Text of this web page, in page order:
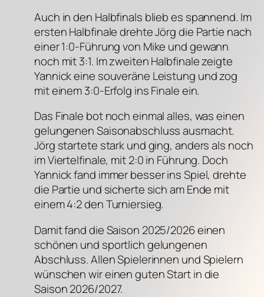
Auch in den Halbfinals blieb es spannend. Im
ersten Halbfinale drehte Jörg die Partie nach
einer 1:0-Führung von Mike und gewann
noch mit 3:1. Im zweiten Halbfinale zeigte
Yannick eine souveräne Leistung und zog
mit einem 3:0-Erfolg ins Finale ein.
Das Finale bot noch einmal alles, was einen
gelungenen Saisonabschluss ausmacht.
Jörg startete stark und ging, anders als noch
im Viertelfinale, mit 2:0 in Führung. Doch
Yannick fand immer besser ins Spiel, drehte
die Partie und sicherte sich am Ende mit
einem 4:2 den Turniersieg.
Damit fand die Saison 2025/2026 einen
schönen und sportlich gelungenen
Abschluss. Allen Spielerinnen und Spielern
wünschen wir einen guten Start in die
Saison 2026/2027.